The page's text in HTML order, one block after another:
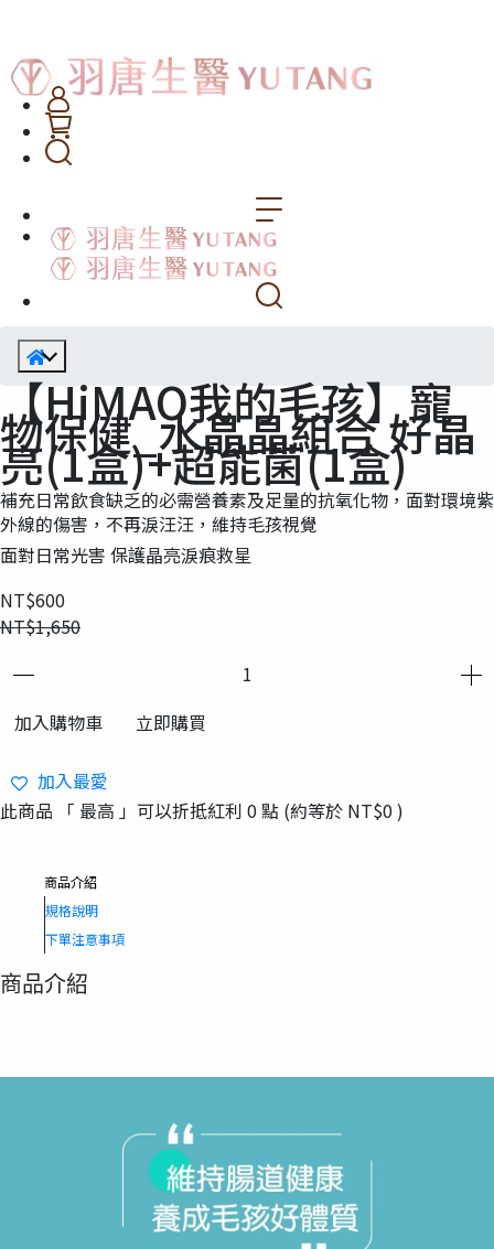
【HiMAO我的毛孩】寵
物保健_水晶晶組合 好晶
亮(1盒)+超能菌(1盒)
補充日常飲食缺乏的必需營養素及足量的抗氧化物，面對環境紫
外線的傷害，不再淚汪汪，維持毛孩視覺
面對日常光害 保護晶亮淚痕救星
NT$600
NT$1,650
加入購物車 立即購買
加入最愛
此商品 「 最高 」可以折抵紅利 0點 (約等於 NT$0)
商品介紹
規格說明
下單注意事項
商品介紹